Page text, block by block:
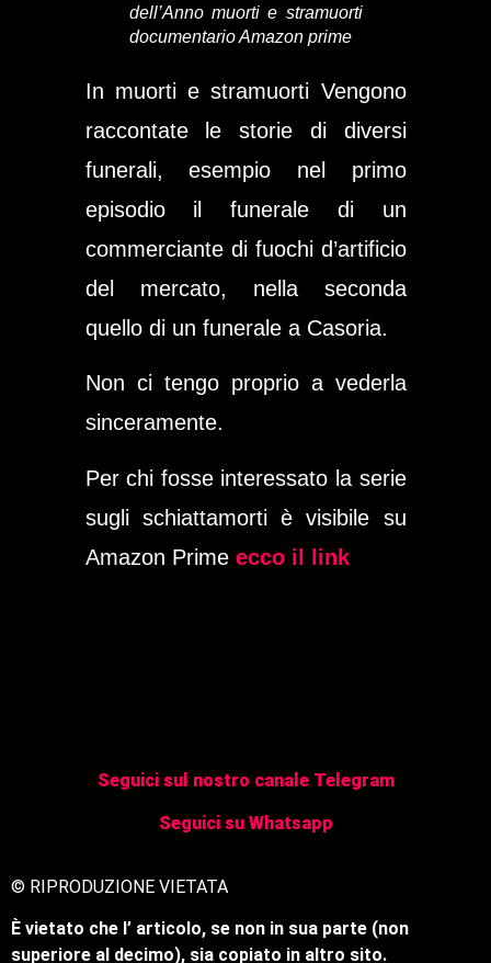
dell’Anno muorti e stramuorti
documentario Amazon prime
In muorti e stramuorti Vengono
raccontate le storie di diversi
funerali, esempio nel primo
episodio il funerale di un
commerciante di fuochi d’artificio
del mercato, nella seconda
quello di un funerale a Casoria.
Non ci tengo proprio a vederla
sinceramente.
Per chi fosse interessato la serie
sugli schiattamorti è visibile su
Amazon Prime ecco il link
Seguici sul nostro canale Telegram
Seguici su Whatsapp
© RIPRODUZIONE VIETATA
È vietato che l’ articolo, se non in sua parte (non
superiore al decimo), sia copiato in altro sito.